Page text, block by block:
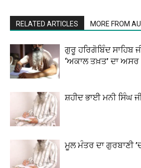
RELATED ARTICLES MORE FROM
ਗੁਰੂ ਹਰਿਗੋਬਿੰਦ ਸਾਹਿਬ
‘ਅਕਾਲ ਤਖ਼ਤ’ ਦਾ ਅਸਰ
ਸ਼ਹੀਦ ਭਾਈ ਮਨੀ ਸਿੰਘ
ਮੂਲ ਮੰਤਰ ਦਾ ਗੁਰਬਾਣੀ